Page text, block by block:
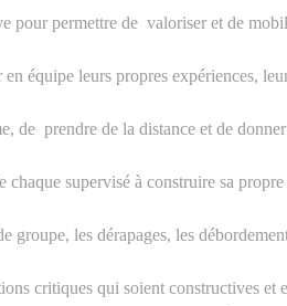
pour permettre de valoriser et de
équipe leurs propres expériences,
de prendre de la distance et de
supervisé à construire sa
groupe, les dérapages, les
critiques qui soient constructives